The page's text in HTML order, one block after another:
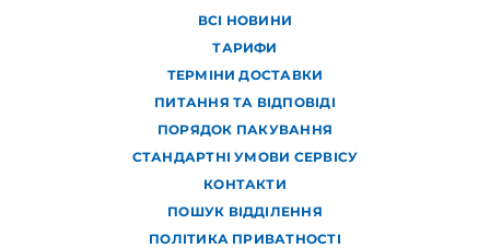
ВСІ НОВИНИ
ТАРИФИ
ТЕРМІНИ ДОСТАВКИ
ПИТАННЯ ТА ВІДПОВІДІ
ПОРЯДОК ПАКУВАННЯ
СТАНДАРТНІ УМОВИ СЕРВІСУ
КОНТАКТИ
ПОШУК ВІДДІЛЕННЯ
ПОЛІТИКА ПРИВАТНОСТІ